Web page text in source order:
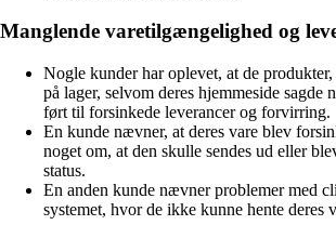
Manglende varetilgængelighed og
Nogle kunder har oplevet, at de
på lager, selvom deres hjemmeside sagde
ført til forsinkede leverancer og forvirring.
En kunde nævner, at deres vare blev
noget om, at den skulle sendes ud eller
status.
En anden kunde nævner problemer med
systemet, hvor de ikke kunne hente deres